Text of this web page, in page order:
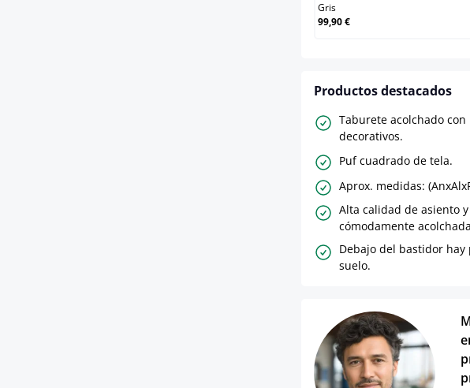
Gris
99,90 €
Productos destacados
Taburete acolchado con
decorativos.
Puf cuadrado de tela.
Aprox. medidas:
Alta calidad de asiento
cómodamente
Debajo del bastidor hay
suelo.